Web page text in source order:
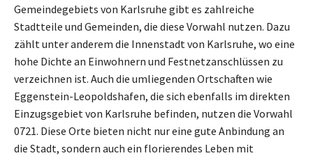
Gemeindegebiets von Karlsruhe gibt es zahlreiche
Stadtteile und Gemeinden, die diese Vorwahl nutzen. Dazu
zählt unter anderem die Innenstadt von Karlsruhe, wo eine
hohe Dichte an Einwohnern und Festnetzanschlüssen zu
verzeichnen ist. Auch die umliegenden Ortschaften wie
Eggenstein-Leopoldshafen, die sich ebenfalls im direkten
Einzugsgebiet von Karlsruhe befinden, nutzen die Vorwahl
0721. Diese Orte bieten nicht nur eine gute Anbindung an
die Stadt, sondern auch ein florierendes Leben mit